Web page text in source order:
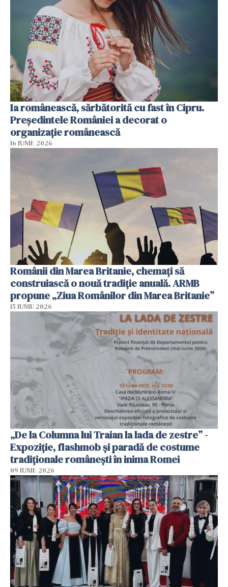
Ia românească, sărbătorită cu fast în Cipru.
Președintele României a decorat o
organizație românească
16 IUNIE 2026
Românii din Marea Britanie, chemați să
construiască o nouă tradiție anuală. ARMB
propune „Ziua Românilor din Marea Britanie”
15 IUNIE 2026
„De la Columna lui Traian la lada de zestre” -
Expoziție, flashmob și paradă de costume
tradiționale românești în inima Romei
09 IUNIE 2026